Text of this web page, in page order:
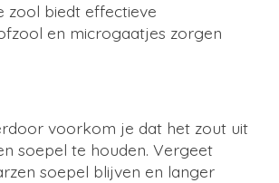
zool biedt effectieve
en microgaatjes zorgen
voorkom je dat het zout uit
soepel te houden. Vergeet
soepel blijven en langer